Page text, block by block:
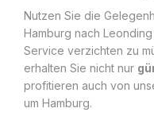
Nutzen Sie die
Hamburg nach
Service verzichten zu
erhalten Sie nicht nur
profitieren auch von
um Hamburg.